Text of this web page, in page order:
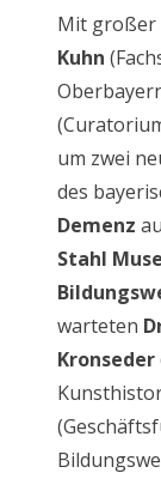
Mit großer
Kuhn
um zwei
des
Demenz
Stahl
warteten
Kronseder